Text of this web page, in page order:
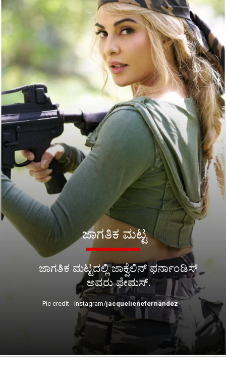
ಜಾಗತಿಕ ಮಟ್ಟದಲ್ಲಿ ಜಾಕ್ವೆಲಿನ್ ಫರ್ನಾಂಡಿಸ್
ಅವರು ಫೇಮಸ್.
ಜಾಗತಿಕ ಮಟ್ಟ
Pic credit - instagram/jacquelienefernandez